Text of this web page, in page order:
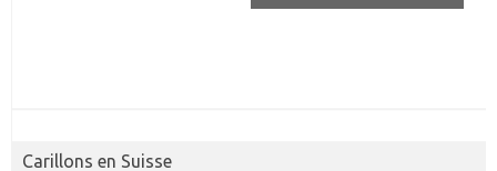
Carillons en Suisse